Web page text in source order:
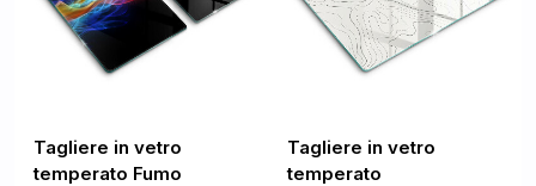
Tagliere in vetro
temperato Fumo
Tagliere in vetro
temperato